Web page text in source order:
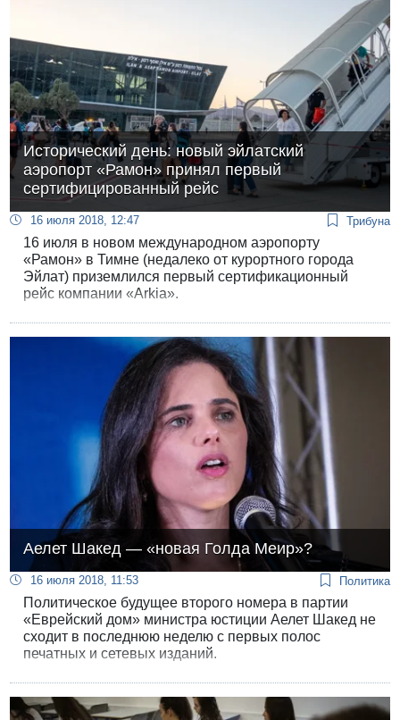
Исторический день: новый эйлатский
аэропорт «Рамон» принял первый
сертифицированный рейс
16 июля 2018, 12:47 Трибуна
16 июля в новом международном аэропорту
«Рамон» в Тимне (недалеко от курортного города
Эйлат) приземлился первый сертификационный
рейс компании «Arkia».
Аелет Шакед — «новая Голда Меир»?
16 июля 2018, 11:53 Политика
Политическое будущее второго номера в партии
«Еврейский дом» министра юстиции Аелет Шакед не
сходит в последнюю неделю с первых полос
печатных и сетевых изданий.